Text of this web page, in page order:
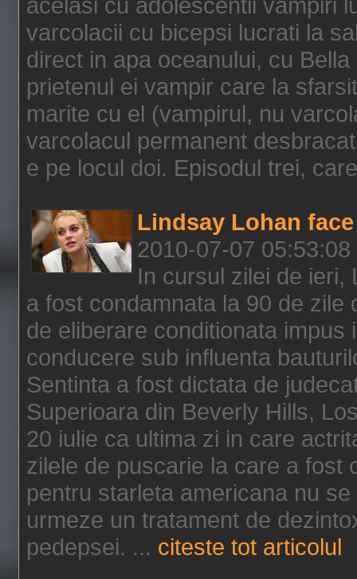
varcolacii cu bicepsi lucrati la
direct in apa oceanului, cu
prietenul ei vampir care la
marite cu el (vampirul, nu
varcolacul permanent
e pe locul doi. Episodul trei,
Lindsay Lohan
2010-07-07 05:53:08
In cursul zilei de ieri,
a fost condamnata la 90 de
de eliberare conditionata
conducere sub influenta
Sentinta a fost dictata de
Superioara din Beverly Hills,
20 iulie ca ultima zi in care
zilele de puscarie la care a fost
pentru starleta americana nu
urmeze un tratament de
pedepsei. ... citeste tot articolul